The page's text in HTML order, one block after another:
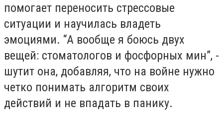
помогает переносить стрессовые
ситуации и научилась владеть
эмоциями. “А вообще я боюсь двух
вещей: стоматологов и фосфорных мин”, -
шутит она, добавляя, что на войне нужно
четко понимать алгоритм своих
действий и не впадать в панику.